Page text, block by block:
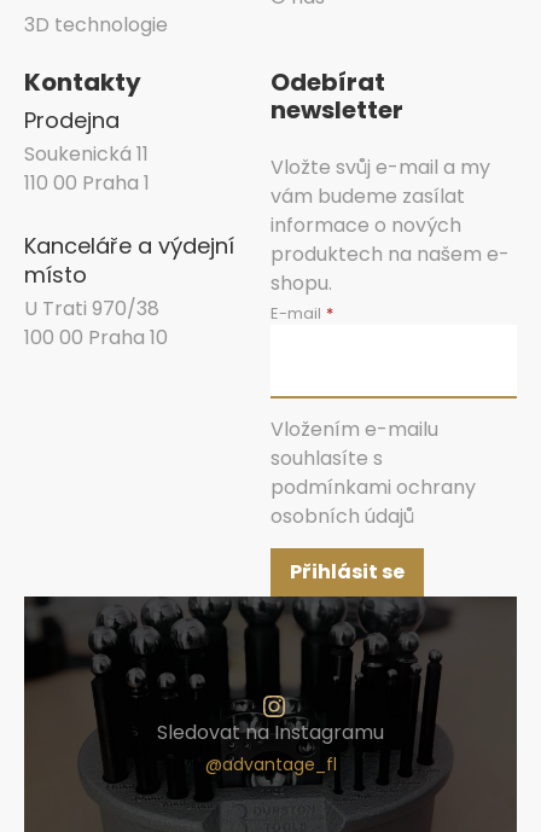
3D technologie
Kontakty
Prodejna
Soukenická 11
110 00 Praha 1
Kanceláře a výdejní
místo
U Trati 970/38
100 00 Praha 10
Odebírat
newsletter
Vložte svůj e-mail a my
vám budeme zasílat
informace o nových
produktech na našem e-
shopu.
E-mail
Vložením e-mailu
souhlasíte s
podmínkami ochrany
osobních údajů
Přihlásit se
Sledovat na Instagramu